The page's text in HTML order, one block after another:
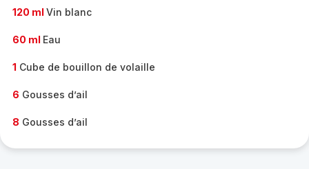
120 ml Vin blanc
60 ml Eau
1 Cube de bouillon de volaille
6 Gousses d’ail
8 Gousses d’ail